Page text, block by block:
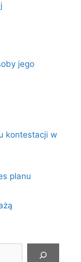
jego
kontestacji w
planu